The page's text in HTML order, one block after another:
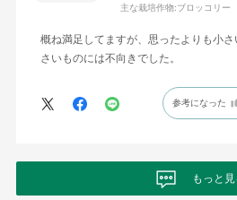
主な栽培作物:ブロッコリー
概ね満足してますが、思ったよりも小
さいものには不向きでした。
参考になった
もっと見